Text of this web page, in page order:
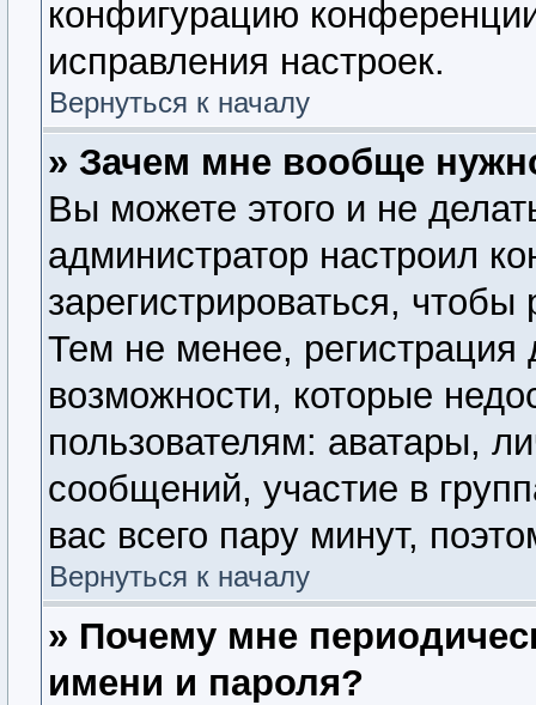
конфигурацию
исправления настроек.
Вернуться к началу
» Зачем мне вообще
Вы можете этого и не
администратор настроил
зарегистрироваться,
Тем не менее,
возможности, которые
пользователям: аватары,
сообщений, участие в
вас всего пару минут,
Вернуться к началу
» Почему мне
имени и пароля?